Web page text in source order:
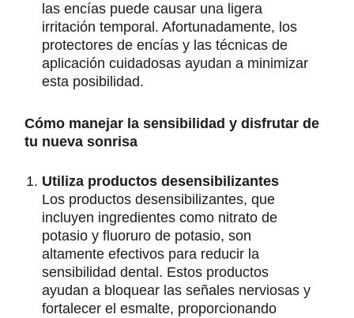
las encías puede causar una ligera
irritación temporal. Afortunadamente, los
protectores de encías y las técnicas de
aplicación cuidadosas ayudan a minimizar
esta posibilidad.
Cómo manejar la sensibilidad y disfrutar de
tu nueva sonrisa
Utiliza productos desensibilizantes
Los productos desensibilizantes, que
incluyen ingredientes como nitrato de
potasio y fluoruro de potasio, son
altamente efectivos para reducir la
sensibilidad dental. Estos productos
ayudan a bloquear las señales nerviosas y
fortalecer el esmalte, proporcionando